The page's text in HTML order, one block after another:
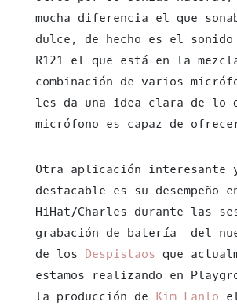
mucha diferencia el que
dulce, de hecho es el sonido
R121 el que está en la
combinación de varios
les da una idea clara de lo
micrófono es capaz de
Otra aplicación interesante
destacable es su desempeño
HiHat/Charles durante las
grabación de batería del
de los Despistaos que
estamos realizando en
la producción de Kim Fanlo